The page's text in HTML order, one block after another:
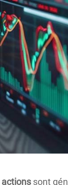
actions sont